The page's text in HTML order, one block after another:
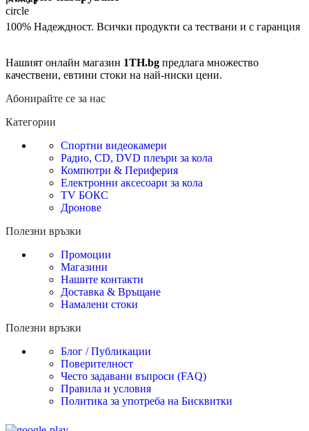
100% Надеждност. Всички продукти са тествани и с гаранция
Нашият онлайн магазин 1TH.bg предлага множество
качествени, евтини стоки на най-ниски цени.
Абонирайте се за нас
Категории
Спортни видеокамери
Радио, CD, DVD плеъри за кола
Компютри & Периферия
Електронни аксесоари за кола
TV БОКС
Дронове
Полезни връзки
Промоции
Магазини
Нашите контакти
Доставка & Връщане
Намалени стоки
Полезни връзки
Блог / Публикации
Поверителност
Често задавани въпроси (FAQ)
Правила и условия
Политика за употреба на Бисквитки